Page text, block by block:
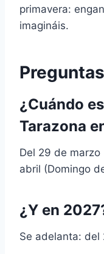
primavera:
imagináis.
¿Cuándo
Tarazona
Del 29 de marzo
abril (Domingo
¿Y en
Se adelanta: del